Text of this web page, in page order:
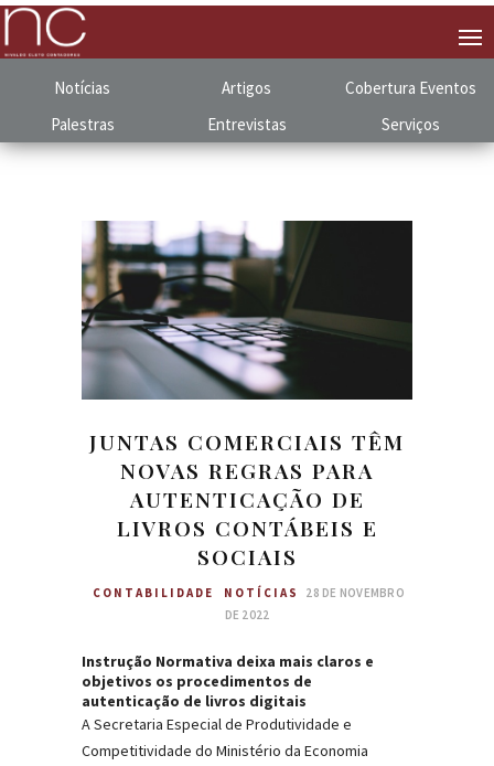
Notícias Artigos Cobertura Eventos
Palestras
Entrevistas Serviços
JUNTAS COMERCIAIS TÊM
NOVAS REGRAS PARA
AUTENTICAÇÃO DE
LIVROS CONTÁBEIS E
SOCIAIS
CONTABILIDADE NOTÍCIAS
28 DE NOVEMBRO
DE 2022
Instrução Normativa deixa mais claros e
objetivos os procedimentos de
autenticação de livros digitais
A Secretaria Especial de Produtividade e
Competitividade do Ministério da Economia